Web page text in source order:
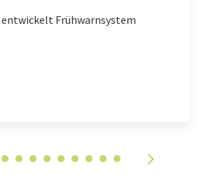
entwickelt Frühwarnsystem